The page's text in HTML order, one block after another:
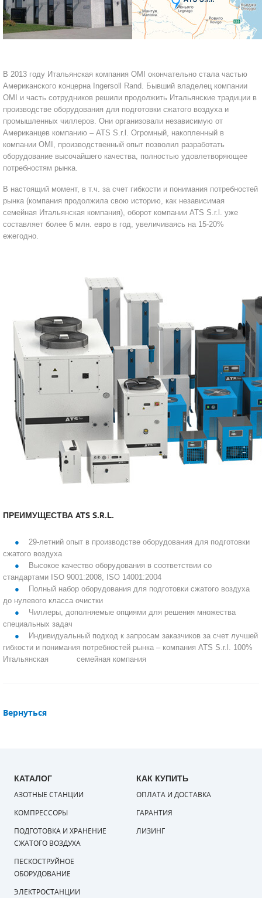
В 2013 году Итальянская компания OMI окончательно стала частью
Американского концерна Ingersoll Rand. Бывший владелец компании
OMI и часть сотрудников решили продолжить Итальянские традиции в
производстве оборудования для подготовки сжатого воздуха и
промышленных чиллеров. Они организовали независимую от
Американцев компанию – ATS S.r.l. Огромный, накопленный в
компании OMI, производственный опыт позволил разработать
оборудование высочайшего качества, полностью удовлетворяющее
потребностям рынка.
В настоящий момент, в т.ч. за счет гибкости и понимания потребностей
рынка (компания продолжила свою историю, как независимая
семейная Итальянская компания), оборот компании ATS S.r.l. уже
составляет более 6 млн. евро в год, увеличиваясь на 15-20%
ежегодно.
ПРЕИМУЩЕСТВА ATS S.R.L.
29-летний опыт в производстве оборудования для подготовки
сжатого воздуха
Высокое качество оборудования в соответствии со
стандартами ISO 9001:2008, ISO 14001:2004
Полный набор оборудования для подготовки сжатого воздуха
до нулевого класса очистки
Чиллеры, дополняемые опциями для решения множества
специальных задач
Индивидуальный подход к запросам заказчиков за счет лучшей
гибкости и понимания потребностей рынка – компания ATS S.r.l. 100%
Итальянская семейная компания
Вернуться
КАТАЛОГ
АЗОТНЫЕ СТАНЦИИ
КОМПРЕССОРЫ
ПОДГОТОВКА И ХРАНЕНИЕ
СЖАТОГО ВОЗДУХА
ПЕСКОСТРУЙНОЕ
ОБОРУДОВАНИЕ
ЭЛЕКТРОСТАНЦИИ
КАК КУПИТЬ
ОПЛАТА И ДОСТАВКА
ГАРАНТИЯ
ЛИЗИНГ
САДОВАЯ ТЕХНИКА
КОНТЕЙНЕРЫ ДЛЯ ОБОРУДОВАНИЯ
КАНАЛИЗАЦИОННЫЕ НАСОСЫ
ДИЗЕЛЬНЫЕ МОТОПОМПЫ
ТАЛИ И ТЕЛЬФЕРЫ
ЛЕНТОЧНОПИЛЬНЫЕ СТАНКИ
КОНТРОЛЛЕРЫ (БЛОКИ УПРАВЛЕНИЯ)
ВПУСКНЫЕ КЛАПАНЫ
ОБРАТНЫЕ КЛАПАНЫ
КЛАПАНЫ МИНИМАЛЬНОГО ДАВЛЕНИЯ
РЕЛЕ ДАВЛЕНИЯ ДЛЯ ДЛЯ КОМПРЕССОРОВ
РУКАВА ВЫСОКОГО ДАВЛЕНИЯ (РВД)
ЗАПЧАСТИ ДЛЯ ВИНТОВЫХ КОМПРЕССОРОВ
СМЕННЫЕ ЭЛЕМЕНТЫ МАГИСТРАЛЬНЫХ
ДЛЯ АДСОРБЦИОННЫХ ОСУШИТЕЛЕЙ
ЭЛЕКТРОДВИГАТЕЛИ
БЕНЗИНОВЫЕ ДВИГАТЕЛИ
ДИЗЕЛЬНЫЕ ДВИГАТЕЛИ
ДЕТАЛИ ДВС
ФИЛЬТРЫ ТОПЛИВНЫЕ
МОТОРНОЕ МАСЛО
ПОДШИПНИКИ
ДЕТАЛИ ПОРШНЕВЫХ КОМПРЕССОРОВ
ДЕТАЛИ СПИРАЛЬНЫХ КОМПРЕССОРОВ
ДЕТАЛИ НАСОСНОЙ ЧАСТИ
ДЕТАЛИ ПОГРУЖНЫХ НАСОСОВ